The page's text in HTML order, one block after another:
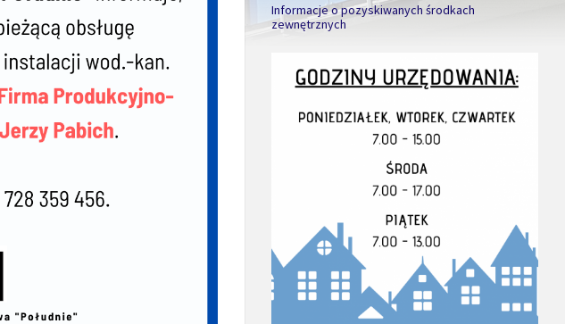
Informacje o pozyskiwanych środkach
zewnętrznych